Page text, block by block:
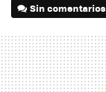
Sin comentarios